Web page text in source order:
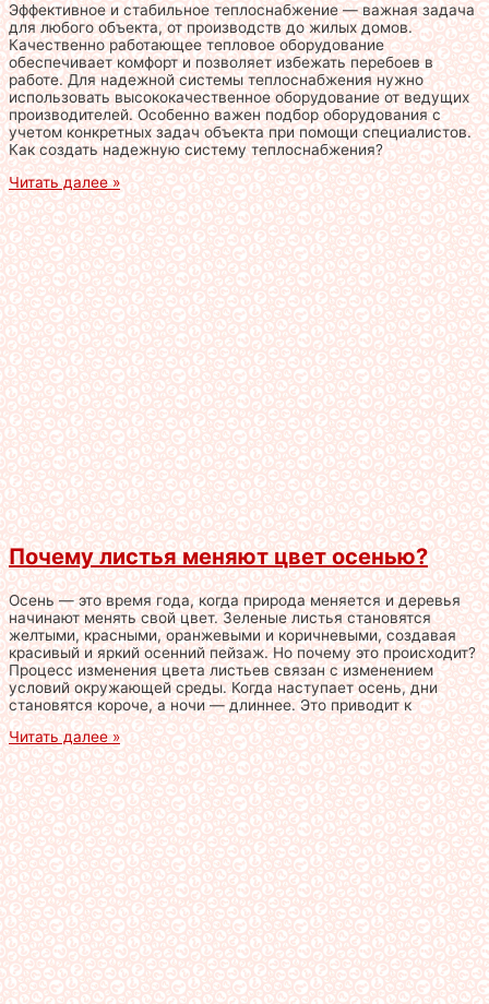
Эффективное и стабильное теплоснабжение — важная задача
для любого объекта, от производств до жилых домов.
Качественно работающее тепловое оборудование
обеспечивает комфорт и позволяет избежать перебоев в
работе. Для надежной системы теплоснабжения нужно
использовать высококачественное оборудование от ведущих
производителей. Особенно важен подбор оборудования с
учетом конкретных задач объекта при помощи специалистов.
Как создать надежную систему теплоснабжения?
Читать далее »
Почему листья меняют цвет осенью?
Осень — это время года, когда природа меняется и деревья
начинают менять свой цвет. Зеленые листья становятся
желтыми, красными, оранжевыми и коричневыми, создавая
красивый и яркий осенний пейзаж. Но почему это происходит?
Процесс изменения цвета листьев связан с изменением
условий окружающей среды. Когда наступает осень, дни
становятся короче, а ночи — длиннее. Это приводит к
Читать далее »